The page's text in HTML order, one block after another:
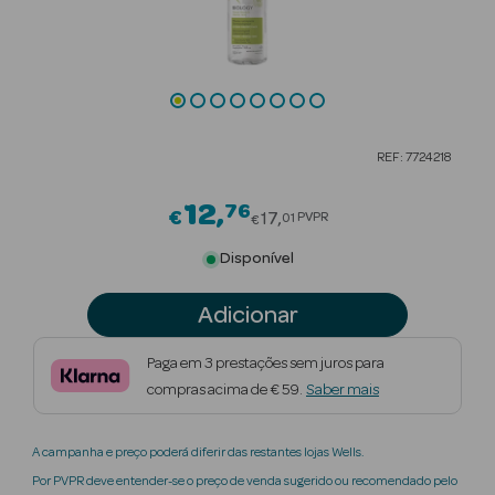
Beauty Season
Beauty Season
Beauty Season
Beauty Season
REF: 7724218
€12 76Price reduced from
€17 01 PVPR
Disponível
Adicionar
Paga em 3 prestações sem juros para
compras acima de € 59. Saber mais
A campanha e preço poderá diferir das restantes lojas Wells.
Por PVPR deve entender-se o preço de venda sugerido ou recomendado pelo